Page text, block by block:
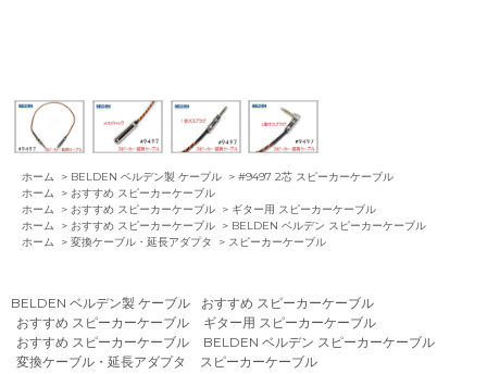
ホーム > BELDEN ベルデン製 ケーブル > #9497 2芯 スピーカーケーブル
ホーム
> おすすめ スピーカーケーブル
ホーム
> おすすめ スピーカーケーブル > ギター用 スピーカーケーブル
ホーム
> おすすめ スピーカーケーブル > BELDEN ベルデン スピーカーケーブル
ホーム
> 変換ケーブル・延長アダプタ > スピーカーケーブル
BELDEN ベルデン製 ケーブル
おすすめ スピーカーケーブル
おすすめ スピーカーケーブル
ギター用 スピーカーケーブル
おすすめ スピーカーケーブル
BELDEN ベルデン スピーカーケーブル
変換ケーブル・延長アダプタ
スピーカーケーブル